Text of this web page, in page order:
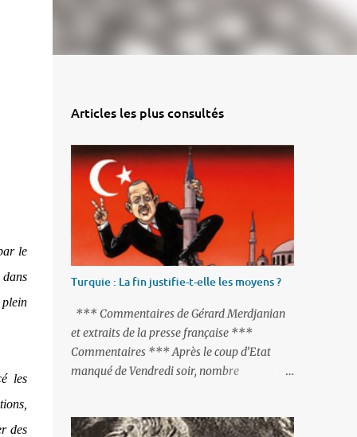
le
les
des
Articles les plus consultés
Turquie : La fin justifie-t-elle les moyens ?
*** Commentaires de Gérard Merdjanian
et extraits de la presse française ***
Commentaires *** Après le coup d’Etat
manqué de Vendredi soir, nombre
monde condamne le coup d’Etat mené par